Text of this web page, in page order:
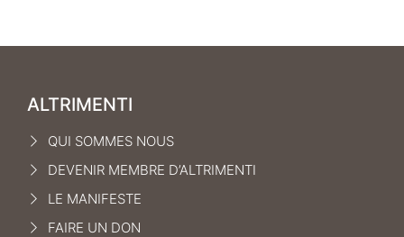
ALTRIMENTI
QUI SOMMES NOUS
DEVENIR MEMBRE D’ALTRIMENTI
LE MANIFESTE
FAIRE UN DON